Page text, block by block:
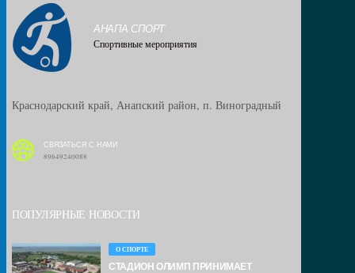
АНАПА СПОРТ
Спортивные мероприятия
Краснодарский край, Анапский район, п. Виноградный
СВЯЗАТЬСЯ С НАМИ
89649240088
ПОПУЛЯРНЫЕ НОВОСТИ
О СПОРТЕ
СТАДИОН ОЛИМП ПРИНИМАЕТ